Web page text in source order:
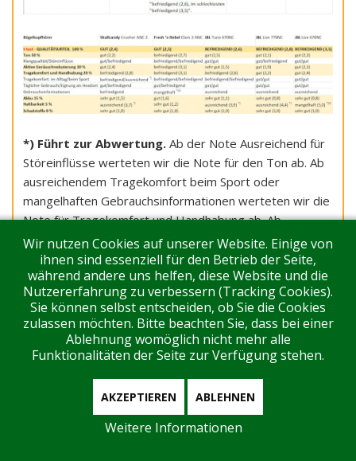
*) Führt zur Abwertung. Ab der Note Ausreichend für
Störeinflüsse werteten wir die Note für den Ton ab. Ab
ausreichendem Tragekomfort beim Sport oder
mangelhaften Gebrauchsinformationen werteten wir die
Note für Tragekomfort und Handhabung ab. Ab
ausreichender Haltbarkeit werteten wir das
Qualitätsurteil ab.
1) Diese voreingestellten Bedienmöglichkeiten lassen
sich bei manchen Modellen per App ändern oder
austauschen. 2) Preis laut Anbieter-Webseite. 3) Sowohl
die beiliegende wie auch die online verfügbare Anleitung
enthält nur sehr wenige Informationen. 4) Akku vom
zwei von drei Prüfmustern ein Totalschaden, eines war
nur noch sehr eingeschränkt nutzbar.
Wir nutzen Cookies auf unserer Website. Einige von
ihnen sind essenziell für den Betrieb der Seite,
während andere uns helfen, diese Website und die
Nutzererfahrung zu verbessern (Tracking Cookies).
Sie können selbst entscheiden, ob Sie die Cookies
zulassen möchten. Bitte beachten Sie, dass bei einer
Ablehnung womöglich nicht mehr alle
Funktionalitäten der Seite zur Verfügung stehen.
AKZEPTIEREN ABLEHNEN
Weitere Informationen